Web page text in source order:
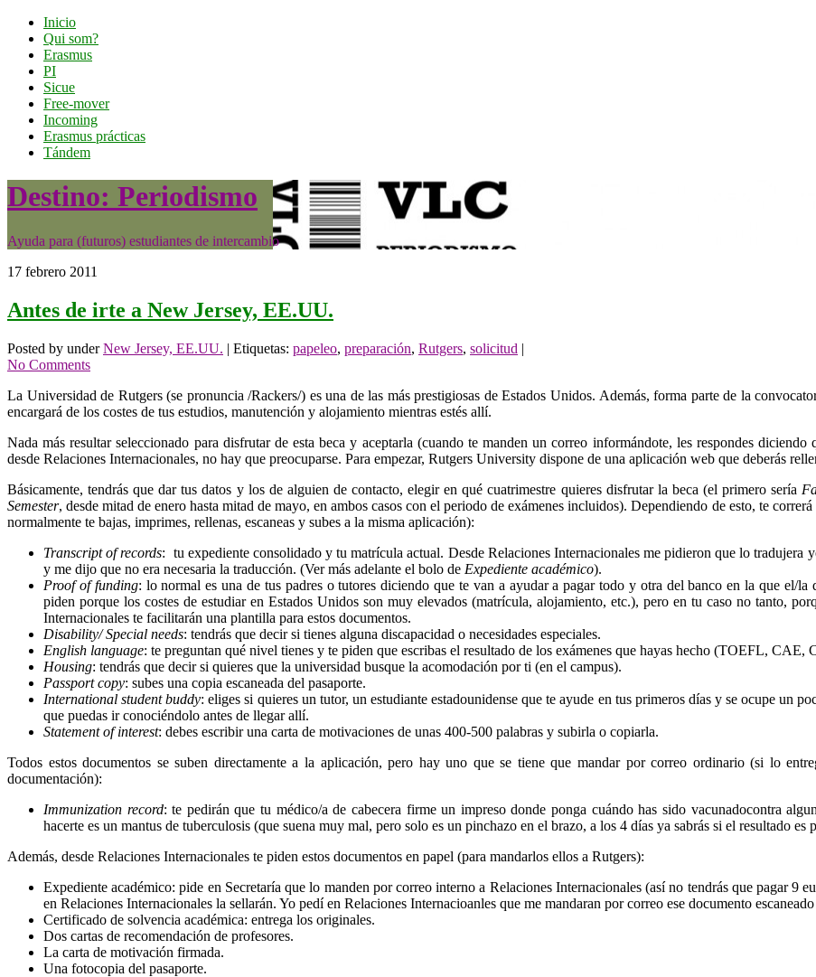
Inicio
Qui som?
Erasmus
PI
Sicue
Free-mover
Incoming
Erasmus prácticas
Tándem
Destino: Periodismo
Ayuda para (futuros) estudiantes de intercambio
17 febrero 2011
Antes de irte a New Jersey, EE.UU.
Posted by underNew Jersey, EE.UU. | Etiquetas: papeleo, preparación, Rutgers, solicitud |
No Comments
La Universidad de Rutgers (se pronuncia /Rackers/) es una de las más prestigiosas de Estados Unidos. Además, forma parte de la
encargará de los costes de tus estudios, manutención y alojamiento mientras estés allí.
Nada más resultar seleccionado para disfrutar de esta beca y aceptarla (cuando te manden un correo informándote, les respondes
desde Relaciones Internacionales, no hay que preocuparse. Para empezar, Rutgers University dispone de una aplicación web que deberás
Básicamente, tendrás que dar tus datos y los de alguien de contacto, elegir en qué cuatrimestre quieres disfrutar la beca (el primero sería
Semester, desde mitad de enero hasta mitad de mayo, en ambos casos con el periodo de exámenes incluidos). Dependiendo de esto, te
normalmente te bajas, imprimes, rellenas, escaneas y subes a la misma aplicación):
Transcript of records: tu expediente consolidado y tu matrícula actual. Desde Relaciones Internacionales me pidieron que lo tradujera
y me dijo que no era necesaria la traducción. (Ver más adelante el bolo de Expediente académico).
Proof of funding: lo normal es una de tus padres o tutores diciendo que te van a ayudar a pagar todo y otra del banco en la que el/
piden porque los costes de estudiar en Estados Unidos son muy elevados (matrícula, alojamiento, etc.), pero en tu caso no tanto,
Internacionales te facilitarán una plantilla para estos documentos.
Disability/ Special needs: tendrás que decir si tienes alguna discapacidad o necesidades especiales.
English language: te preguntan qué nivel tienes y te piden que escribas el resultado de los exámenes que hayas hecho (TOEFL, CAE,
Housing: tendrás que decir si quieres que la universidad busque la acomodación por ti (en el campus).
Passport copy: subes una copia escaneada del pasaporte.
International student buddy: eliges si quieres un tutor, un estudiante estadounidense que te ayude en tus primeros días y se ocupe un
que puedas ir conociéndolo antes de llegar allí.
Statement of interest: debes escribir una carta de motivaciones de unas 400-500 palabras y subirla o copiarla.
Todos estos documentos se suben directamente a la aplicación, pero hay uno que se tiene que mandar por correo ordinario (si lo
documentación):
Immunization record: te pedirán que tu médico/a de cabecera firme un impreso donde ponga cuándo has sido vacunadocontra
hacerte es un mantus de tuberculosis (que suena muy mal, pero solo es un pinchazo en el brazo, a los 4 días ya sabrás si el resultado es
Además, desde Relaciones Internacionales te piden estos documentos en papel (para mandarlos ellos a Rutgers):
Expediente académico: pide en Secretaría que lo manden por correo interno a Relaciones Internacionales (así no tendrás que pagar 9
en Relaciones Internacionales la sellarán. Yo pedí en Relaciones Internacioanles que me mandaran por correo ese documento
Certificado de solvencia académica: entrega los originales.
Dos cartas de recomendación de profesores.
La carta de motivación firmada.
Una fotocopia del pasaporte.